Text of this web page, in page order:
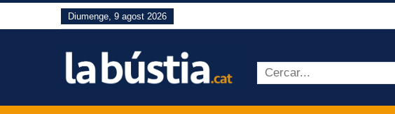
Diumenge, 9 agost 2026